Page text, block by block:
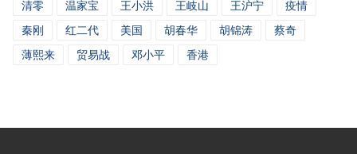
清零 温家宝 王小洪 王岐山 王沪宁
疫情
秦刚
红二代 美国 胡春华 胡锦涛
蔡奇
薄熙来
贸易战 邓小平 香港